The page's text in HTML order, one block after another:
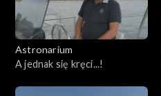
Astronarium
A jednak się kręci...!